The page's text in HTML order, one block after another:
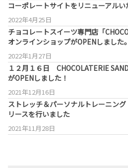
コーポレートサイトをリニューアルい
2022年4月25日
チョコレートスイーツ専門店「
オンラインショップがOPENしました。
2022年1月27日
１２月１６日 CHOCOLATERIE
がOPENしました！
2021年12月16日
ストレッチ＆パーソナルトレーニン
リースを行いました
2021年11月28日